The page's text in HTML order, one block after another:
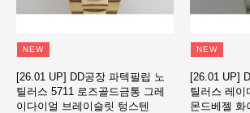
NEW
[26.01 UP] DD공장 파텍필립 노
틸러스 5711 로즈골드금통 그레
이다이얼 브레이슬릿 텅스텐
NEW
[26.01 UP]
틸러스 레이
몬드베젤 화